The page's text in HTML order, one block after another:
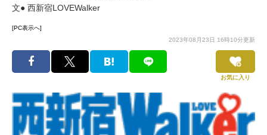
文● 西新宿LOVEWalker
[PC表示へ]
2023年08月23日 16時10分更新
お気に入り